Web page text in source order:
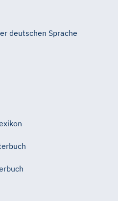
deutschen Sprache